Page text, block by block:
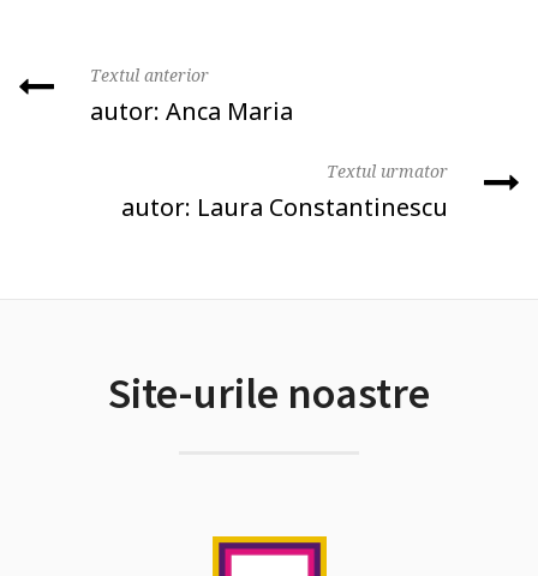
Textul anterior
autor: Anca Maria
Textul urmator
autor: Laura Constantinescu
Site-urile noastre